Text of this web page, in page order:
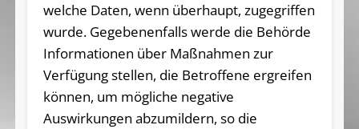
welche Daten, wenn überhaupt, zugegriffen
wurde. Gegebenenfalls werde die Behörde
Informationen über Maßnahmen zur
Verfügung stellen, die Betroffene ergreifen
können, um mögliche negative
Auswirkungen abzumildern, so die